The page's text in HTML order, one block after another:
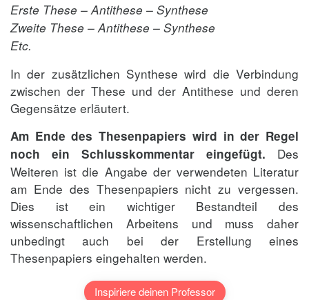
Erste These – Antithese – Synthese
Zweite These – Antithese – Synthese
Etc.
In der zusätzlichen Synthese wird die Verbindung
zwischen der These und der Antithese und deren
Gegensätze erläutert.
Am Ende des Thesenpapiers wird in der Regel
noch ein Schlusskommentar eingefügt. Des
Weiteren ist die Angabe der verwendeten Literatur
am Ende des Thesenpapiers nicht zu vergessen.
Dies ist ein wichtiger Bestandteil des
wissenschaftlichen Arbeitens und muss daher
unbedingt auch bei der Erstellung eines
Thesenpapiers eingehalten werden.
Inspiriere deinen Professor